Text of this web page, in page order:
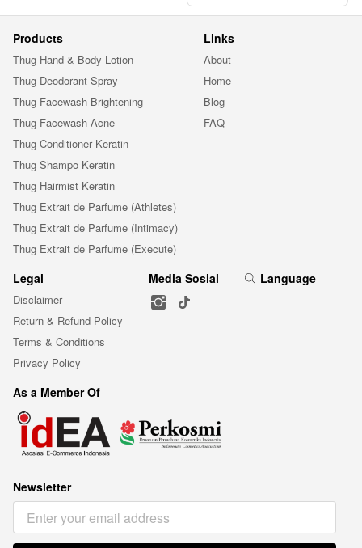
Products
Thug Hand & Body Lotion
Thug Deodorant Spray
Thug Facewash Brightening
Thug Facewash Acne
Thug Conditioner Keratin
Thug Shampo Keratin
Thug Hairmist Keratin
Thug Extrait de Parfume (Athletes)
Thug Extrait de Parfume (Intimacy)
Thug Extrait de Parfume (Execute)
Links
About
Home
Blog
FAQ
Legal
Disclaimer
Return & Refund Policy
Terms & Conditions
Privacy Policy
Media Sosial Language
As a Member Of
Newsletter